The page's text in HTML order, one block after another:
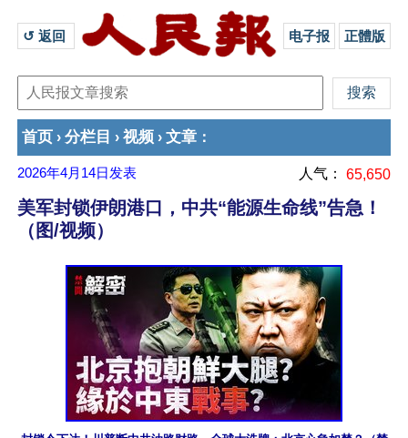
↺ 返回 电子报 正體版
首页 › 分栏目 › 视频 › 文章 ：
2026年4月14日 发表 人气： 65,650
美军封锁伊朗港口，中共“能源生命线”告急！
（图/视频）